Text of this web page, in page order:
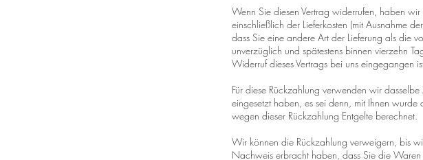
Wenn Sie diesen Vertrag widerrufen, haben
einschließlich der Lieferkosten (mit Ausnahme
dass Sie eine andere Art der Lieferung als die
unverzüglich und spätestens binnen vierzehn
Widerruf dieses Vertrags bei uns eingegangen
Für diese Rückzahlung verwenden wir
eingesetzt haben, es sei denn, mit Ihnen
wegen dieser Rückzahlung Entgelte berechnet.
Wir können die Rückzahlung verweigern, bis
Nachweis erbracht haben, dass Sie die